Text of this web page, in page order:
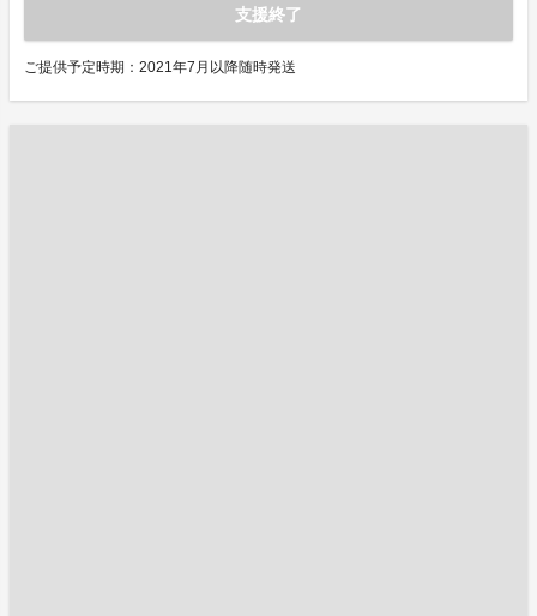
支援終了
ご提供予定時期：2021年7月以降随時発送